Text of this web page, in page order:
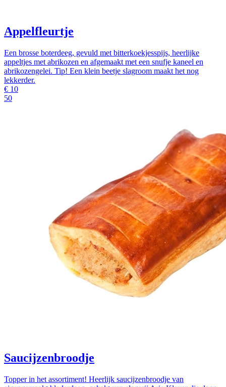
Appelfleurtje
Een brosse boterdeeg, gevuld met bitterkoekjesspijs, heerlijke
appeltjes met abrikozen en afgemaakt met een snufje kaneel en
abrikozengelei. Tip! Een klein beetje slagroom maakt het nog
lekkerder.
€ 10
50
Saucijzenbroodje
Topper in het assortiment! Heerlijk saucijzenbroodje van